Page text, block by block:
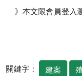
》本文限會員登入
關鍵字： 建案